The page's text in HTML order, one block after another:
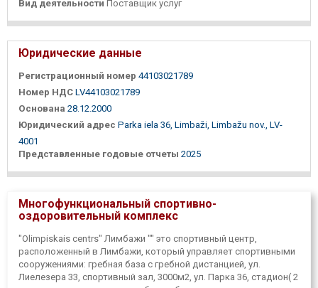
Вид деятельности Поставщик услуг
Юридические данные
Регистрационный номер 44103021789
Номер НДС LV44103021789
Основана 28.12.2000
Юридический адрес Parka iela 36, Limbaži, Limbažu nov., LV-
4001
Представленные годовые отчеты 2025
Многофункциональный спортивно-
оздоровительный комплекс
"Olimpiskais centrs" Лимбажи "" это спортивный центр,
расположенный в Лимбажи, который управляет спортивными
сооружениями: гребная база с гребной дистанцией, ул.
Лиелезера 33, спортивный зал, 3000м2, ул. Парка 36, стадион( 2